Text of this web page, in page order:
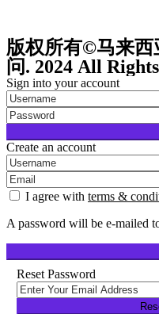
版权所有©马来西
问. 2024 All
Sign into your account
Create an account
I agree with terms &
A password will be e-mailed
Reset Password